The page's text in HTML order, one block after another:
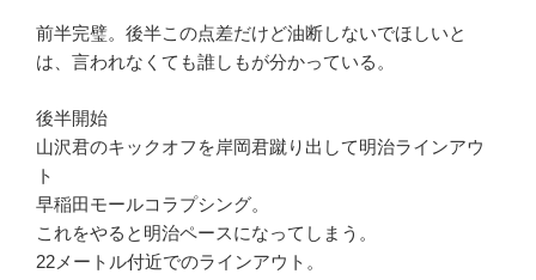
前半完璧。後半この点差だけど油断しないでほしいと
は、言われなくても誰しもが分かっている。
後半開始
山沢君のキックオフを岸岡君蹴り出して明治ラインアウ
ト
早稲田モールコラプシング。
これをやると明治ペースになってしまう。
22メートル付近でのラインアウト。